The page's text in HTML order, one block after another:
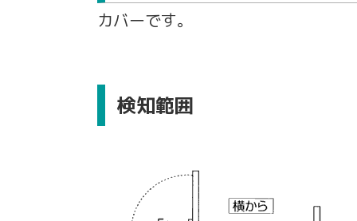
カバーです。
検知範囲